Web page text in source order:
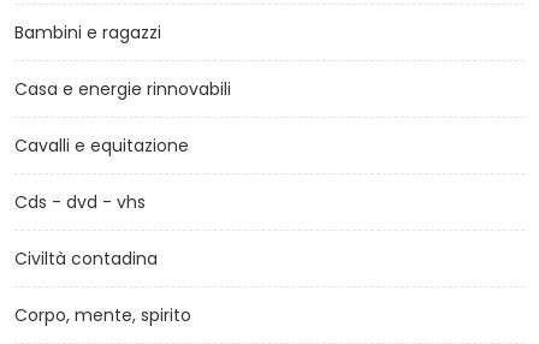
Bambini e ragazzi
Casa e energie rinnovabili
Cavalli e equitazione
Cds - dvd - vhs
Civiltà contadina
Corpo, mente, spirito